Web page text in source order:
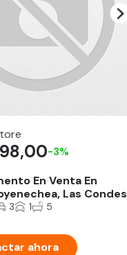
En Venta En
Las Condes
-3%
3 1 5
ahora